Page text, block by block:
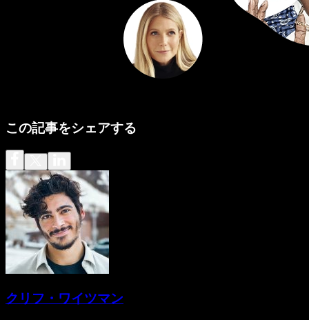
この記事をシェアする
クリフ・ワイツマン